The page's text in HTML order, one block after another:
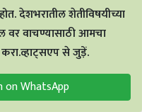
देशभरातील शेतीविषयीच्या
वर वाचण्यासाठी आमचा
से जुड़ें.
on WhatsApp